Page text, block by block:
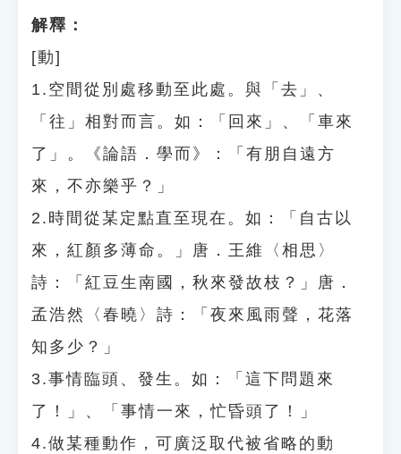
解釋：
[動]
1.空間從別處移動至此處。與「去」、
「往」相對而言。如：「回來」、「車來
了」。《論語．學而》：「有朋自遠方
來，不亦樂乎？」
2.時間從某定點直至現在。如：「自古以
來，紅顏多薄命。」唐．王維〈相思〉
詩：「紅豆生南國，秋來發故枝？」唐．
孟浩然〈春曉〉詩：「夜來風雨聲，花落
知多少？」
3.事情臨頭、發生。如：「這下問題來
了！」、「事情一來，忙昏頭了！」
4.做某種動作，可廣泛取代被省略的動